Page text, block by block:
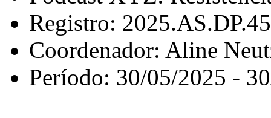
Registro:
Coordenador: Aline
Período: 30/05/2025 -